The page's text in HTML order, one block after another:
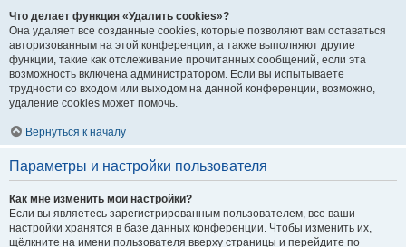
Что делает функция «Удалить cookies»?
Она удаляет все созданные cookies, которые позволяют вам оставаться
авторизованным на этой конференции, а также выполняют другие
функции, такие как отслеживание прочитанных сообщений, если эта
возможность включена администратором. Если вы испытываете
трудности со входом или выходом на данной конференции, возможно,
удаление cookies может помочь.
Вернуться к началу
Параметры и настройки пользователя
Как мне изменить мои настройки?
Если вы являетесь зарегистрированным пользователем, все ваши
настройки хранятся в базе данных конференции. Чтобы изменить их,
щёлкните на имени пользователя вверху страницы и перейдите по